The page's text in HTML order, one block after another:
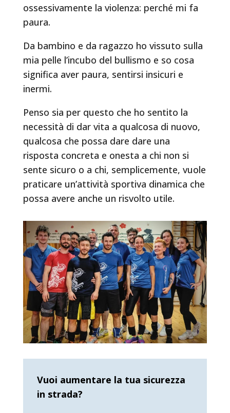
ossessivamente la violenza: perché mi fa
paura.
Da bambino e da ragazzo ho vissuto sulla
mia pelle l’incubo del bullismo e so cosa
significa aver paura, sentirsi insicuri e
inermi.
Penso sia per questo che ho sentito la
necessità di dar vita a qualcosa di nuovo,
qualcosa che possa dare dare una
risposta concreta e onesta a chi non si
sente sicuro o a chi, semplicemente, vuole
praticare un’attività sportiva dinamica che
possa avere anche un risvolto utile.
Vuoi aumentare la tua sicurezza
in strada?